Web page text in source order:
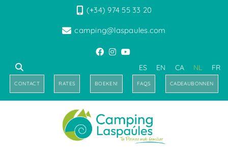
(+34) 974 55 33 20
camping@laspaules.com
ES EN CA NL FR
CONTACT RATES BOEKEN! FAQS CADEAUBONNEN